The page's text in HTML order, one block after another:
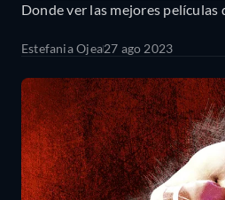
Donde ver las mejores películas
Estefania Ojea27 ago 2023